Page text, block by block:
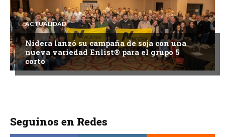
ACTUALIDAD
Nidera lanzó su campaña de soja con una
nueva variedad Enlist® para el grupo 5
corto
Seguinos en Redes